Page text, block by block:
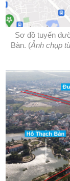
Sơ đồ tuyến
Bàn. (Ảnh chụp